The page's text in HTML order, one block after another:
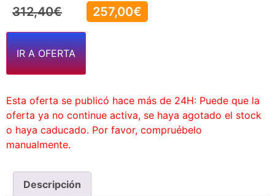
312,40€ 257,00€
IR A OFERTA
Esta oferta se publicó hace más de 24H: Puede que la
oferta ya no continue activa, se haya agotado el stock
o haya caducado. Por favor, compruébelo
manualmente.
Descripción